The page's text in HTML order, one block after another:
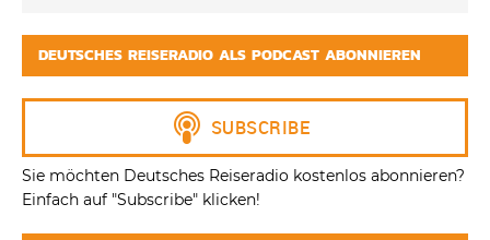
DEUTSCHES REISERADIO ALS PODCAST ABONNIEREN
Sie möchten Deutsches Reiseradio kostenlos abonnieren?
Einfach auf "Subscribe" klicken!